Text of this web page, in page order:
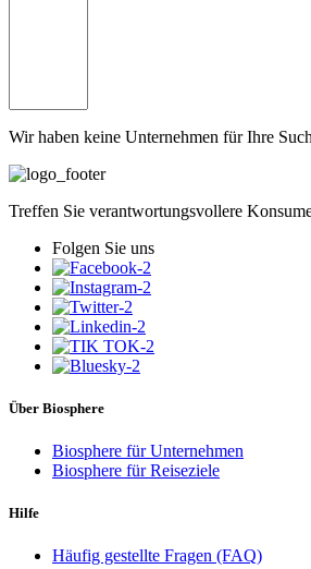
Wir haben keine Unternehmen für Ihre
Treffen Sie verantwortungsvollere
Folgen Sie uns
Über Biosphere
Biosphere für Unternehmen
Biosphere für Reiseziele
Hilfe
Häufig gestellte Fragen (FAQ)